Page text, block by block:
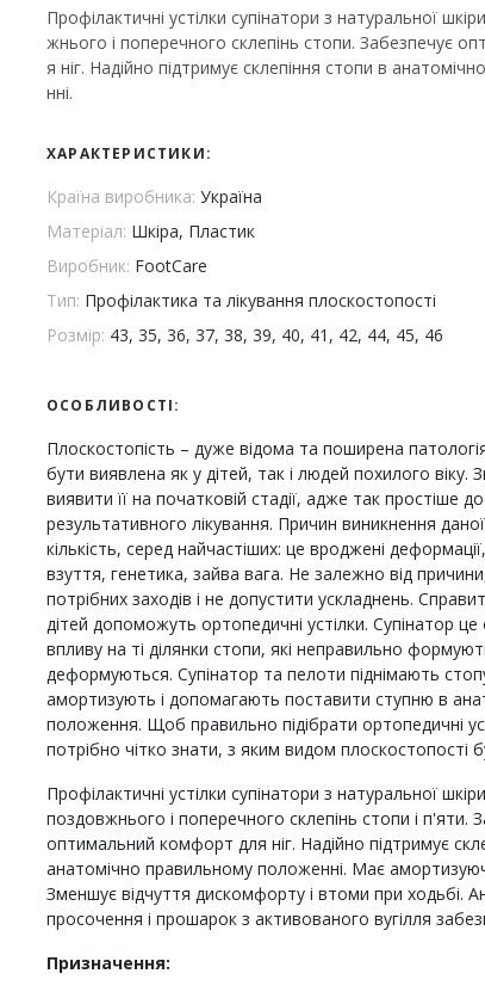
Профілактичні устілки супінатори з натуральної
жнього і поперечного склепінь стопи. Забезпечує
я ніг. Надійно підтримує склепіння стопи в
нні.
ХАРАКТЕРИСТИКИ:
Країна виробника: Україна
Матеріал: Шкіра, Пластик
Виробник: FootCare
Тип: Профілактика та лікування плоскостопості
Розмір: 43, 35, 36, 37, 38, 39, 40, 41, 42, 44, 45, 46
ОСОБЛИВОСТІ:
Плоскостопість – дуже відома та поширена
бути виявлена як у дітей, так і людей похилого віку.
виявити її на початковій стадії, адже так простіше
результативного лікування. Причин виникнення
кількість, серед найчастіших: це вроджені
взуття, генетика, зайва вага. Не залежно від
потрібних заходів і не допустити ускладнень.
дітей допоможуть ортопедичні устілки. Супінатор
впливу на ті ділянки стопи, які неправильно
деформуються. Супінатор та пелоти піднімають
амортизують і допомагають поставити ступню в
положення. Щоб правильно підібрати ортопедичні
потрібно чітко знати, з яким видом плоскостопості
Профілактичні устілки супінатори з натуральної
поздовжнього і поперечного склепінь стопи і п'яти.
оптимальний комфорт для ніг. Надійно підтримує
анатомічно правильному положенні. Має
Зменшує відчуття дискомфорту і втоми при ходьбі.
просочення і прошарок з активованого вугілля
Призначення: